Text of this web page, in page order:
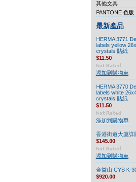
其他文具
PANTONE 色版
最新產品
HERMA 3771
labels yellow
crystals 貼紙
$11.50
添加到購物車
HERMA 3770
labels white
crystals 貼紙
$11.50
添加到購物車
香港街道大廈詳
$145.00
添加到購物車
金益山 CYS K-
$920.00